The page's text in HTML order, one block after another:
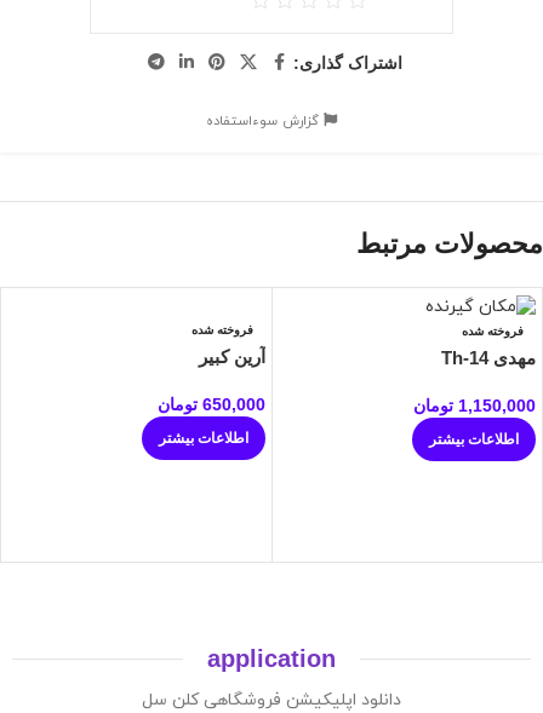
اشتراک گذاری:
گزارش سوءاستفاده
محصولات مرتبط
فروخته شده
مهدی Th-14
1,150,000 تومان
اطلاعات بیشتر
فروخته شده
آرین کبیر
650,000 تومان
اطلاعات بیشتر
application
دانلود اپلیکیشن فروشگاهی کلن سل